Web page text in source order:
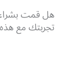
هل قمت
تجربتك مع